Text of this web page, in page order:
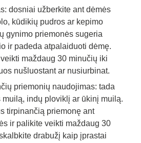
dosniai užberkite ant dėmės
kūdikių pudros ar kepimo
gynimo priemonės sugeria
ir padeda atpalaiduoti dėmę.
maždaug 30 minučių iki
nušluostant ar nusiurbinat.
priemonių naudojimas: tada
muilą, indų ploviklį ar ūkinį muilą.
tirpinančią priemonę ant
ir palikite veikti maždaug 30
drabužį kaip įprastai